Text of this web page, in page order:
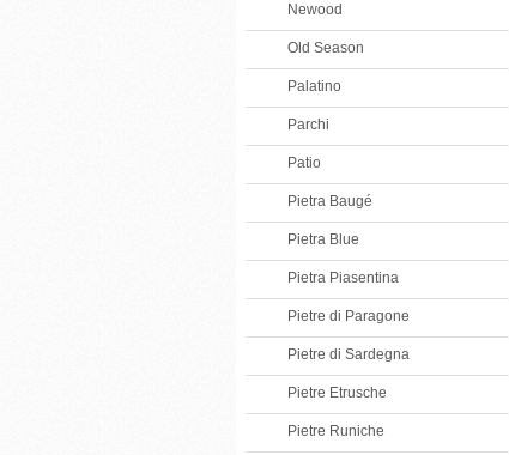
Newood
Old Season
Palatino
Parchi
Patio
Pietra Baugé
Pietra Blue
Pietra Piasentina
Pietre di Paragone
Pietre di Sardegna
Pietre Etrusche
Pietre Runiche